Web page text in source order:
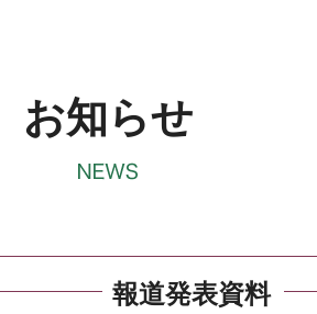
お知らせ
報道発表資料